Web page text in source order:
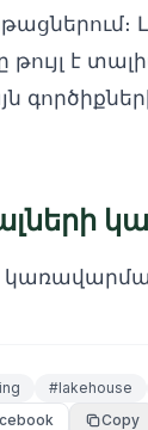
թույլ է
#lakehouse
Copy